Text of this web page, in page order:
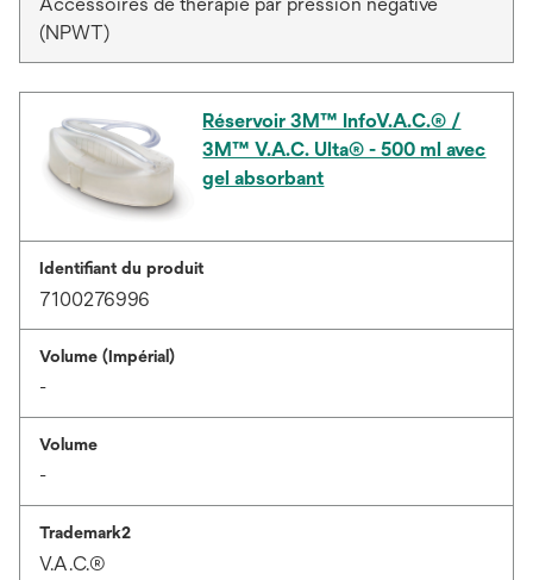
(NPWT)
Réservoir 3M™ InfoV.A.C.® /
3M™ V.A.C. Ulta® - 500 ml avec
gel absorbant
Identifiant du produit
7100276996
Volume (Impérial)
-
Volume
-
Trademark2
V.A.C.®